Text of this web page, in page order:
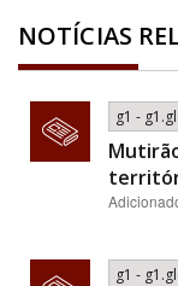
NOTÍCIAS
g1 -
g1 -